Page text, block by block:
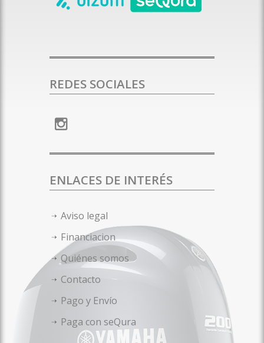
REDES SOCIALES
ENLACES DE INTERÉS
Aviso legal
Financiacion
Quiénes somos
Contacto
Pago y Envío
Paga con seQura